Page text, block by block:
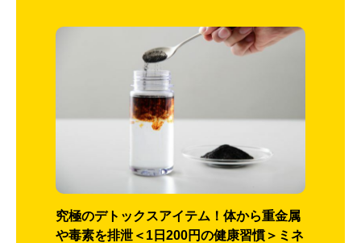
究極のデトックスアイテム！体から重金属
や毒素を排泄＜1日200円の健康習慣＞ミネ